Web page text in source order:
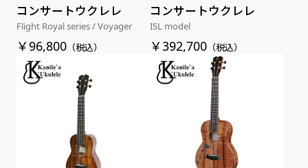
コンサートウクレレ
Flight Royal series / Voyager
￥96,800（税込）
コンサートウクレレ
ISL model
￥392,700 （税込）